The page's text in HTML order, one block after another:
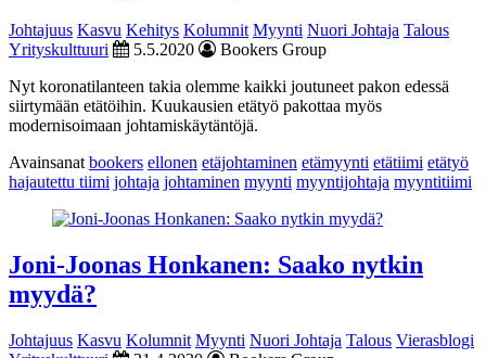
Johtajuus Kasvu Kehitys Kolumnit Myynti Nuori Johtaja Talous
Yrityskulttuuri
5.5.2020
Bookers Group
Nyt koronatilanteen takia olemme kaikki joutuneet pakon edessä
siirtymään etätöihin. Kuukausien etätyö pakottaa myös
modernisoimaan johtamiskäytäntöjä.
Avainsanat bookers ellonen etäjohtaminen etämyynti etätiimi etätyö
hajautettu tiimi johtaja johtaminen myynti myyntijohtaja myyntitiimi
Joni-Joonas Honkanen: Saako nytkin
myydä?
Johtajuus Kasvu Kolumnit Myynti Nuori Johtaja Talous Vierasblogi